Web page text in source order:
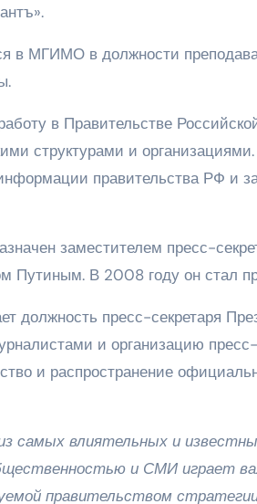
в МГИМО в должности
в Правительстве
структурами и
правительства РФ и
заместителем пресс-
Путиным. В 2008 году он стал
должность пресс-секретаря
и организацию
и распространение
самых влиятельных и
и СМИ играет
правительством